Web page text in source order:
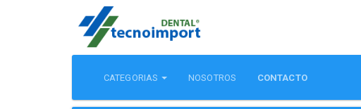
CATEGORIAS NOSOTROS CONTACTO